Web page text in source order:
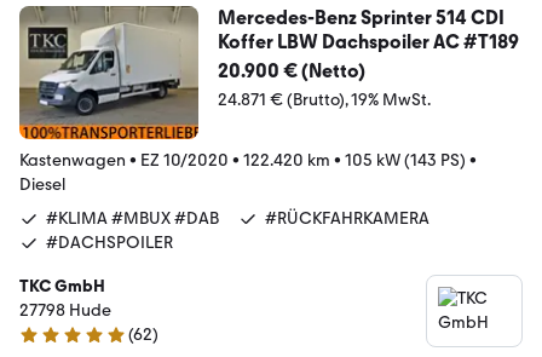
Mercedes-Benz Sprinter 514 CDI
Koffer LBW Dachspoiler AC #T189
20.900 € (Netto)
24.871 € (Brutto) 19% MwSt.
Kastenwagen • EZ 10/2020 • 122.420 km • 105 kW (143 PS) •
Diesel
#KLIMA #MBUX #DAB
#RÜCKFAHRKAMERA
#DACHSPOILER
TKC GmbH
27798 Hude
5 Sterne
(62)